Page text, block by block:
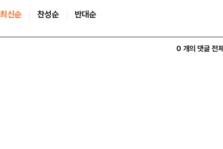
최신순 찬성순 반대순
0 개의 댓글 전